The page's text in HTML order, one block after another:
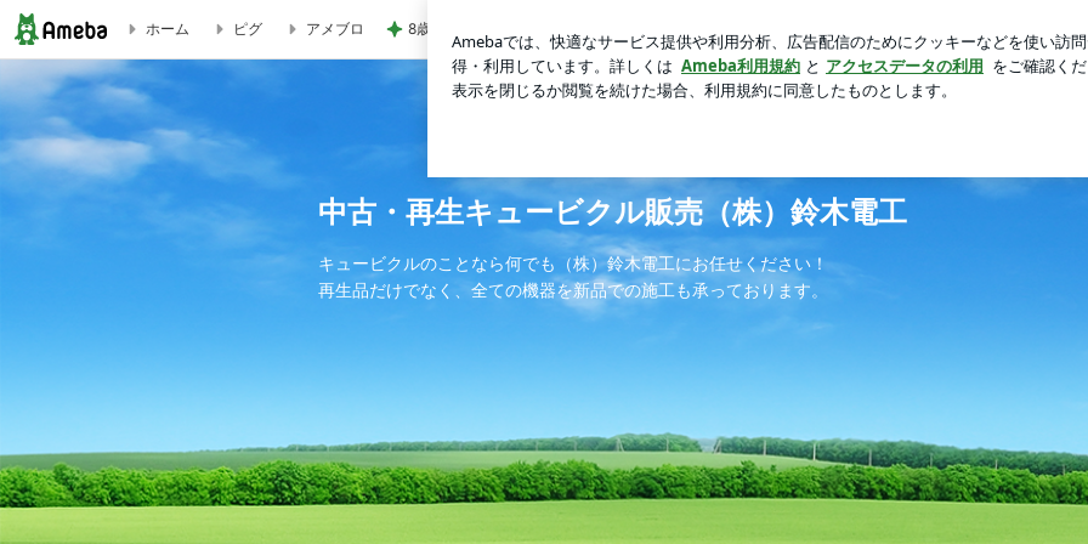
探し物の時間 | 中古・再生キュービクル販売（株）鈴木電工
ホーム ピグ アメブロ 8歳次男の初ひとり旅でのトラブル
中古・再生キュービクル販売（株）鈴木電工
キュービクルのことなら何でも（株）鈴木電工にお任せください！
再生品だけでなく、全ての機器を新品での施工も承っております。